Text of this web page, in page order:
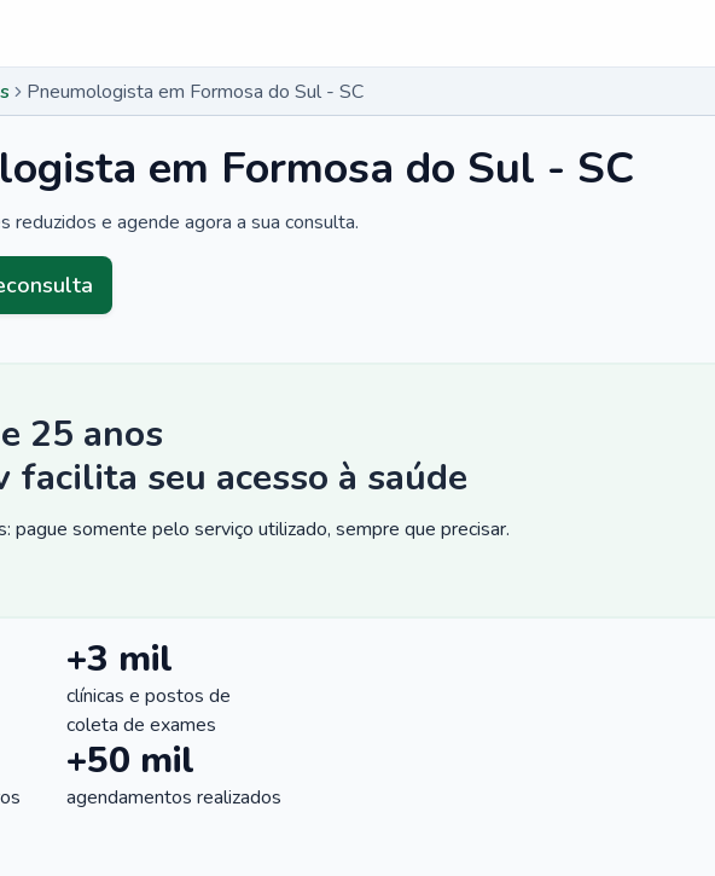
Pneumologista em Formosa do Sul - SC
em Formosa do Sul - SC
reduzidos e agende agora a sua consulta.
25 anos
facilita seu acesso à saúde
pague somente pelo serviço utilizado, sempre que precisar.
+3 mil
clínicas e postos de
coleta de exames
+50 mil
agendamentos realizados